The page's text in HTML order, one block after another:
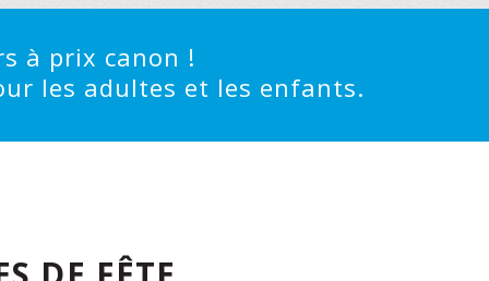
à prix canon !
les adultes et les enfants.